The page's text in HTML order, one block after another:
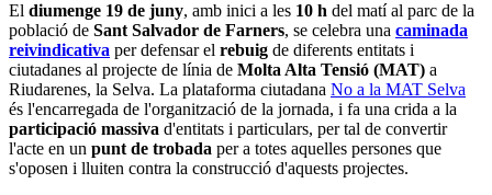
El diumenge 19 de juny, amb inici a les 10 h del matí al parc de la
població de Sant Salvador de Farners, se celebra una caminada
reivindicativa per defensar el rebuig de diferents entitats i
ciutadanes al projecte de línia de Molta Alta Tensió (MAT) a
Riudarenes, la Selva. La plataforma ciutadana No a la MAT Selva
és l'encarregada de l'organització de la jornada, i fa una crida a la
participació massiva d'entitats i particulars, per tal de convertir
l'acte en un punt de trobada per a totes aquelles persones que
s'oposen i lluiten contra la construcció d'aquests projectes.